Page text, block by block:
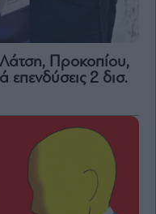
Προκοπίου,
επενδύσεις 2 δισ.